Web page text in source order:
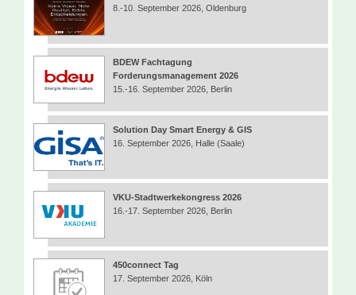
8.-10. September 2026, Oldenburg
BDEW Fachtagung
Forderungsmanagement 2026
15.-16. September 2026, Berlin
Solution Day Smart Energy & GIS
16. September 2026, Halle (Saale)
VKU-Stadtwerkekongress 2026
16.-17. September 2026, Berlin
450connect Tag
17. September 2026, Köln